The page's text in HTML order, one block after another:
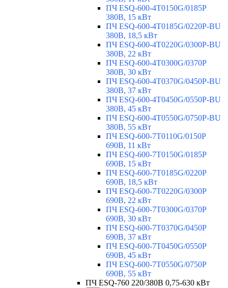
ПЧ ESQ-600-4T0150G/0185P
380В, 15 кВт
ПЧ ESQ-600-4T0185G/0220P-BU
380В, 18,5 кВт
ПЧ ESQ-600-4T0220G/0300P-BU
380В, 22 кВт
ПЧ ESQ-600-4T0300G/0370P
380В, 30 кВт
ПЧ ESQ-600-4T0370G/0450P-BU
380В, 37 кВт
ПЧ ESQ-600-4T0450G/0550P-BU
380В, 45 кВт
ПЧ ESQ-600-4T0550G/0750P-BU
380В, 55 кВт
ПЧ ESQ-600-7T0110G/0150P
690В, 11 кВт
ПЧ ESQ-600-7T0150G/0185P
690В, 15 кВт
ПЧ ESQ-600-7T0185G/0220P
690В, 18,5 кВт
ПЧ ESQ-600-7T0220G/0300P
690В, 22 кВт
ПЧ ESQ-600-7T0300G/0370P
690В, 30 кВт
ПЧ ESQ-600-7T0370G/0450P
690В, 37 кВт
ПЧ ESQ-600-7T0450G/0550P
690В, 45 кВт
ПЧ ESQ-600-7T0550G/0750P
690В, 55 кВт
ПЧ ESQ-760 220/380В 0,75-630 кВт